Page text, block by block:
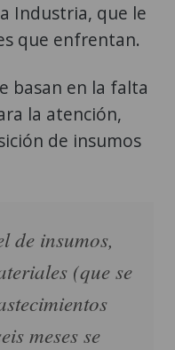
Industria, que le
que enfrentan.
basan en la falta
la atención,
de insumos
de insumos,
(que se
meses se